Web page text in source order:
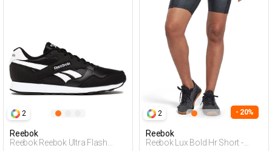
2
Reebok
Reebok Reebok Ultra Flash
2 - 20%
Reebok
Reebok Lux Bold Hr Short -